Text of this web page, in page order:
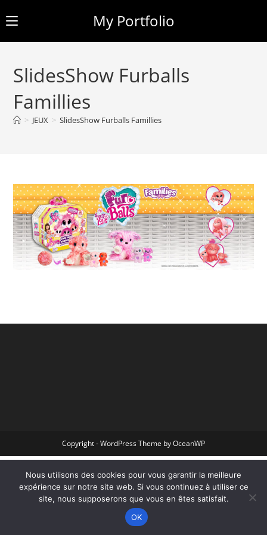
content
My Portfolio
SlidesShow Furballs
Famillies
> JEUX > SlidesShow Furballs Famillies
Copyright - WordPress Theme by OceanWP
Nous utilisons des cookies pour vous garantir la meilleure
expérience sur notre site web. Si vous continuez à utiliser ce
site, nous supposerons que vous en êtes satisfait.
OK